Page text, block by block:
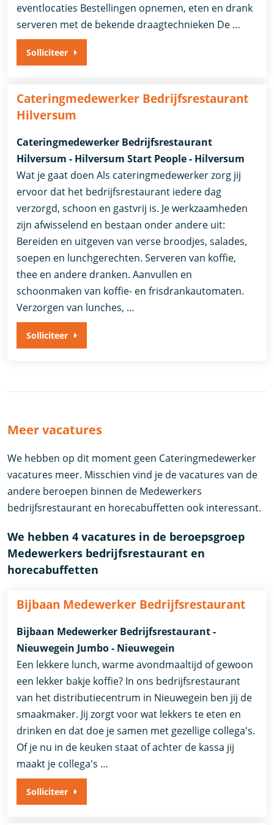
eventlocaties Bestellingen opnemen, eten en drank
serveren met de bekende draagtechnieken De …
Solliciteer
Cateringmedewerker Bedrijfsrestaurant
Hilversum
Cateringmedewerker Bedrijfsrestaurant
Hilversum - Hilversum Start People - Hilversum
Wat je gaat doen Als cateringmedewerker zorg jij
ervoor dat het bedrijfsrestaurant iedere dag
verzorgd, schoon en gastvrij is. Je werkzaamheden
zijn afwisselend en bestaan onder andere uit:
Bereiden en uitgeven van verse broodjes, salades,
soepen en lunchgerechten. Serveren van koffie,
thee en andere dranken. Aanvullen en
schoonmaken van koffie- en frisdrankautomaten.
Verzorgen van lunches, …
Solliciteer
Meer vacatures
We hebben op dit moment geen Cateringmedewerker
vacatures meer. Misschien vind je de vacatures van de
andere beroepen binnen de Medewerkers
bedrijfsrestaurant en horecabuffetten ook interessant.
We hebben 4 vacatures in de beroepsgroep
Medewerkers bedrijfsrestaurant en
horecabuffetten
Bijbaan Medewerker Bedrijfsrestaurant
Bijbaan Medewerker Bedrijfsrestaurant -
Nieuwegein Jumbo - Nieuwegein
Een lekkere lunch, warme avondmaaltijd of gewoon
een lekker bakje koffie? In ons bedrijfsrestaurant
van het distributiecentrum in Nieuwegein ben jij de
smaakmaker. Jij zorgt voor wat lekkers te eten en
drinken en dat doe je samen met gezellige collega's.
Of je nu in de keuken staat of achter de kassa jij
maakt je collega's …
Solliciteer